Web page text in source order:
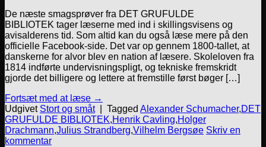
De næste smagsprøver fra DET GRUFULDE
BIBLIOTEK tager læserne med ind i skillingsvisens og
avisalderens tid. Som altid kan du også læse mere på den
officielle Facebook-side. Det var op gennem 1800-tallet, at
danskerne for alvor blev en nation af læsere. Skoleloven fra
1814 indførte undervisningspligt, og tekniske fremskridt
gjorde det billigere og lettere at fremstille først bøger […]
Fortsæt med at læse →
Udgivet Stort og småt Tagged Alexander Schumacher,DET
GRUFULDE BIBLIOTEK,Henrik Cavling,Holger
Drachmann,Julius Strandberg,Vilhelm Bergsøe Skriv en
kommentar